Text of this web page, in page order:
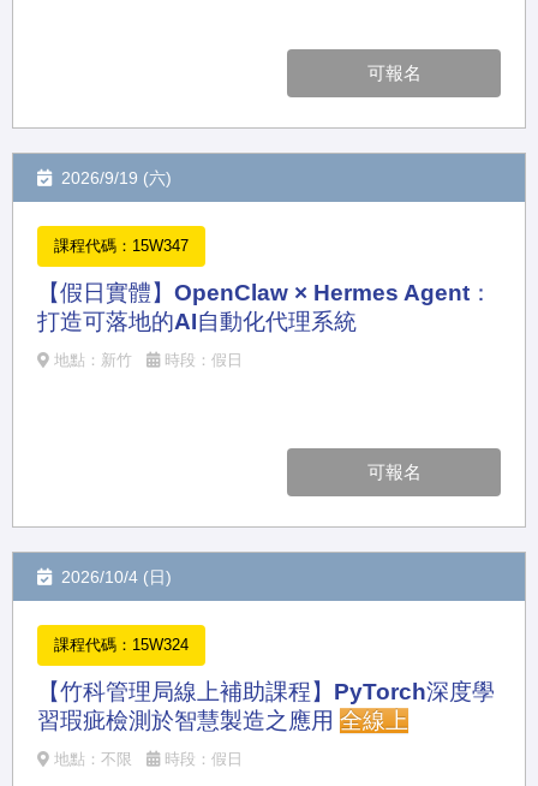
可報名
2026/9/19 (六)
課程代碼：15W347
【假日實體】OpenClaw × Hermes Agent：
打造可落地的AI自動化代理系統
地點：新竹 時段：假日
可報名
2026/10/4 (日)
課程代碼：15W324
【竹科管理局線上補助課程】PyTorch深度學
習瑕疵檢測於智慧製造之應用 全線上
地點：不限 時段：假日